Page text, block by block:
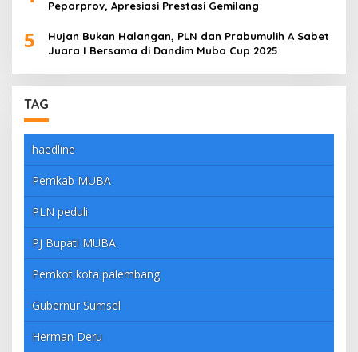
Peparprov, Apresiasi Prestasi Gemilang
5
Hujan Bukan Halangan, PLN dan Prabumulih A Sabet
Juara I Bersama di Dandim Muba Cup 2025
TAG
haedline
Pemkab MUBA
PLN peduli
PJ Bupati MUBA
Pemkot kota palembang
Gubernur Sumsel
Herman Deru